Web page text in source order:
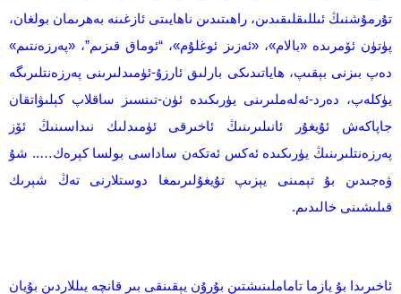
تۇرمۇشنىڭ ئىللىقلىقىدىن، راھىتىدىن ناھايىتى ئازغىنە بەھرىمان بولغان،
پۈتۈن ئۆمرىدە «بالام»، «ئەزىز ئوغلۇم»، “ئوماق قىزىم”، «پەرزەنتىم»
دەپ بىزنى بېقىپ، ھاياتىدىكى بارلىق ئارزۇ-ئۈمىدلىرىنى پەرزەنتلىرىگە
يۈكلەپ، دەرد-ئەلەملىرىنى يۈرىكىدە ئۈن-تىنسىز ساقلاپ كېلىۋاتقان
جاپاكەش ئۇيغۇر ئانىلىرىنىڭ ئاخىرقى ئۈمىدلىك نىداسىنىڭ ئۆز
پەرزەنتلىرىنىڭ يۈرىكىدە ئەكس ئەتكەن ساداسى بولسا كېرەك….. شۇ
ۋەجىدىن بۇ تېمىنى يېزىپ تۇيغۇلىرىمغا دوستلارنى تەڭ شېرىك
قىلىشىنى خالىدىم.
ئاخىرىدا بۇ يازما تاماملىنىشتىن بۇرۇن يېقىنقى بىر قانچە يىللاردىن بۇيان